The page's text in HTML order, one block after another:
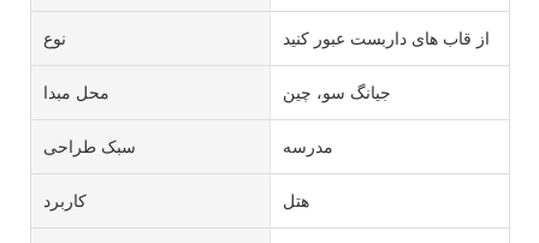
نوع از قاب های داربست عبور کنید
محل مبدا جیانگ سو، چین
سبک طراحی مدرسه
کاربرد هتل